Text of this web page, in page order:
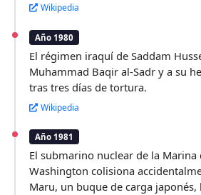
Wikipedia
Año 1980
El régimen iraquí de Saddam
Muhammad Baqir al-Sadr y a su
tras tres días de tortura.
Wikipedia
Año 1981
El submarino nuclear de la Marina
Washington colisiona
Maru, un buque de carga